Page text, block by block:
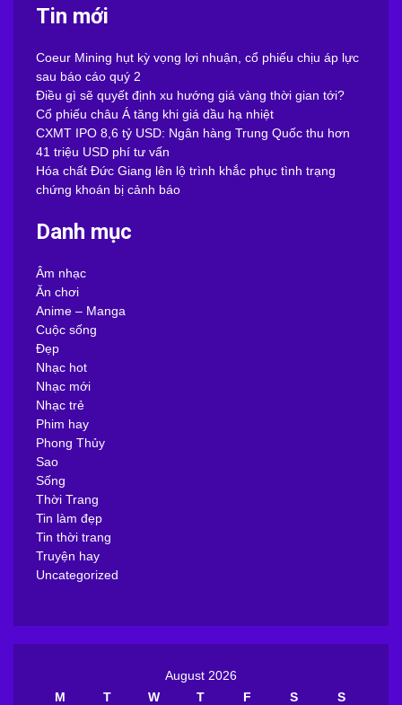
Tin mới
Coeur Mining hụt kỳ vọng lợi nhuận, cổ phiếu chịu áp lực
sau báo cáo quý 2
Điều gì sẽ quyết định xu hướng giá vàng thời gian tới?
Cổ phiếu châu Á tăng khi giá dầu hạ nhiệt
CXMT IPO 8,6 tỷ USD: Ngân hàng Trung Quốc thu hơn
41 triệu USD phí tư vấn
Hóa chất Đức Giang lên lộ trình khắc phục tình trạng
chứng khoán bị cảnh báo
Danh mục
Âm nhạc
Ăn chơi
Anime – Manga
Cuộc sống
Đẹp
Nhạc hot
Nhạc mới
Nhạc trẻ
Phim hay
Phong Thủy
Sao
Sống
Thời Trang
Tin làm đẹp
Tin thời trang
Truyện hay
Uncategorized
August 2026
M
T W T F S
S